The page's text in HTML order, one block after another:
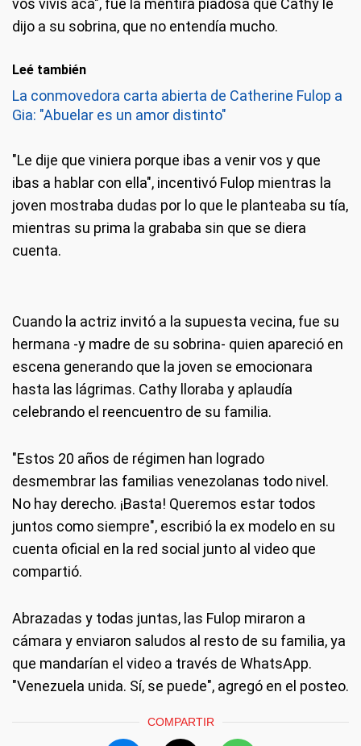
vos vivís acá", fue la mentira piadosa que Cathy le
dijo a su sobrina, que no entendía mucho.
Leé también
La conmovedora carta abierta de Catherine Fulop a
Gia: "Abuelar es un amor distinto"
"Le dije que viniera porque ibas a venir vos y que
ibas a hablar con ella", incentivó Fulop mientras la
joven mostraba dudas por lo que le planteaba su tía,
mientras su prima la grababa sin que se diera
cuenta.
Cuando la actriz invitó a la supuesta vecina, fue su
hermana -y madre de su sobrina- quien apareció en
escena generando que la joven se emocionara
hasta las lágrimas. Cathy lloraba y aplaudía
celebrando el reencuentro de su familia.
"Estos 20 años de régimen han logrado
desmembrar las familias venezolanas todo nivel.
No hay derecho. ¡Basta! Queremos estar todos
juntos como siempre", escribió la ex modelo en su
cuenta oficial en la red social junto al video que
compartió.
Abrazadas y todas juntas, las Fulop miraron a
cámara y enviaron saludos al resto de su familia, ya
que mandarían el video a través de WhatsApp.
"Venezuela unida. Sí, se puede", agregó en el posteo.
COMPARTIR